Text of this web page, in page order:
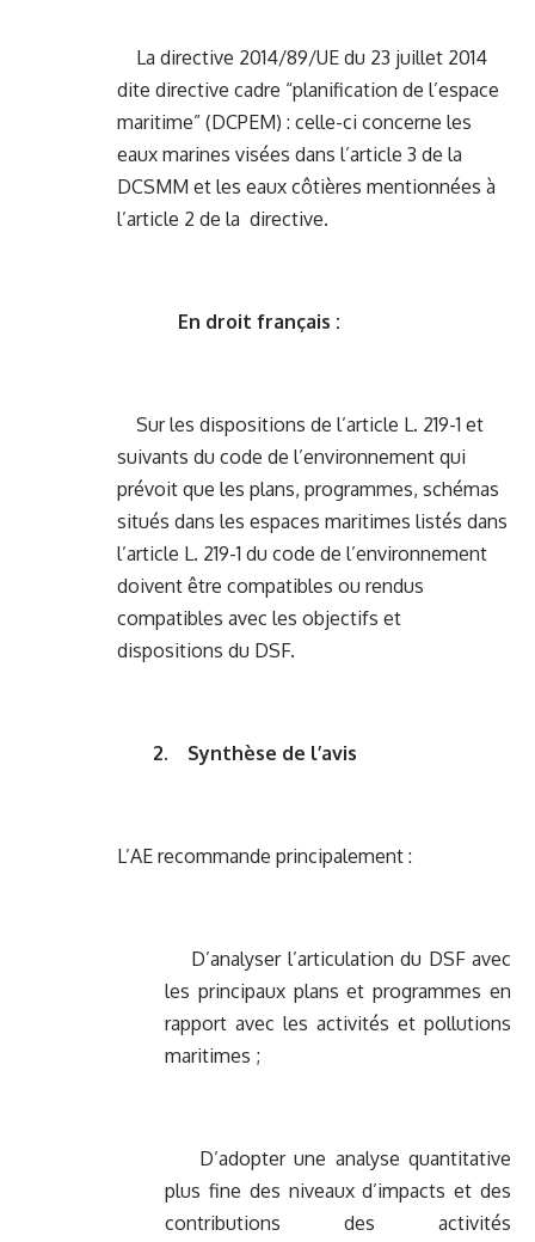
La directive 2014/89/UE du 23 juillet 2014
dite directive cadre “planification de l’espace
maritime” (DCPEM) : celle-ci concerne les
eaux marines visées dans l’article 3 de la
DCSMM et les eaux côtières mentionnées à
l’article 2 de la directive.
En droit français :
Sur les dispositions de l’article L. 219-1 et
suivants du code de l’environnement qui
prévoit que les plans, programmes, schémas
situés dans les espaces maritimes listés dans
l’article L. 219-1 du code de l’environnement
doivent être compatibles ou rendus
compatibles avec les objectifs et
dispositions du DSF.
2. Synthèse de l’avis
L’AE recommande principalement :
D’analyser l’articulation du DSF avec
les principaux plans et programmes en
rapport avec les activités et pollutions
maritimes ;
D’adopter une analyse quantitative
plus fine des niveaux d’impacts et des
contributions des activités